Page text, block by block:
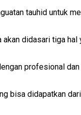
tauhid untuk
didasari tiga
profesional
bisa didapatkan